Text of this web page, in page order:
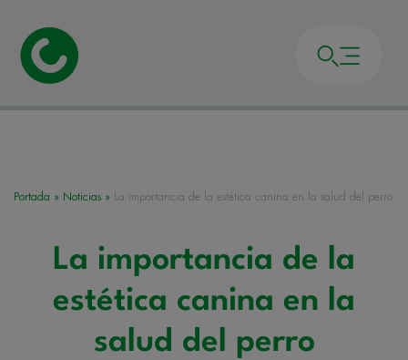
Portada » Noticias » La importancia de la estética canina en la salud del perro
La importancia de la
estética canina en la
salud del perro